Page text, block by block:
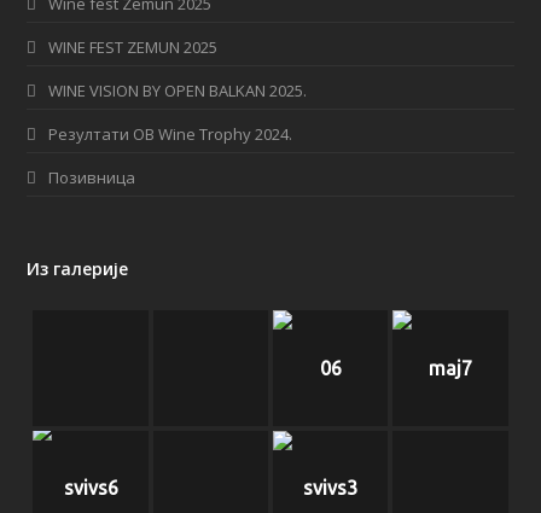
m
WINE FEST ZEMUN 2025
WINE VISION BY OPEN BALKAN 2025.
Резултати OB Wine Trophy 2024.
Позивница
Из галерије
06 maj7
svivs6 svivs3